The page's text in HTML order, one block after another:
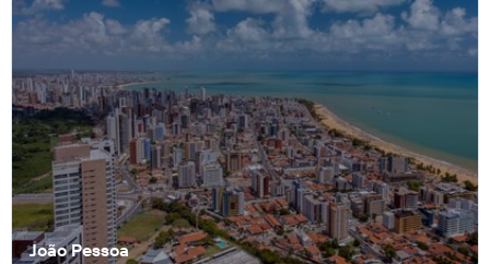
João Pessoa